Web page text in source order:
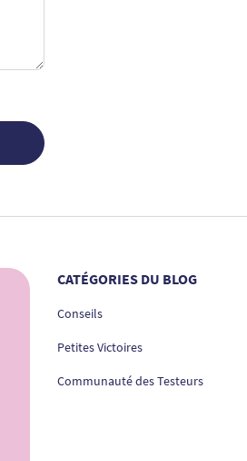
CATÉGORIES DU BLOG
Conseils
Petites Victoires
Communauté des Testeurs